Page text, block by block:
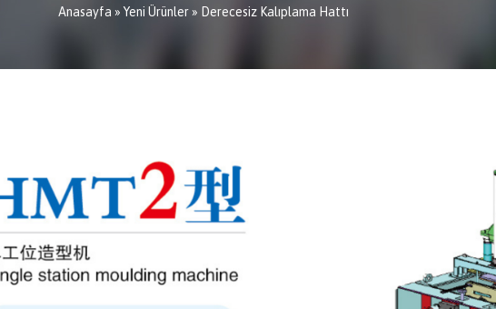
Anasayfa » Yeni Ürünler » Derecesiz Kalıplama Hattı